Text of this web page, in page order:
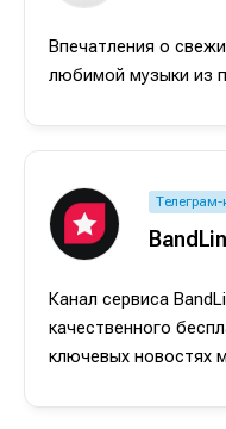
Впечатления о
любимой музыки из
Канал сервиса
качественного
ключевых новостях